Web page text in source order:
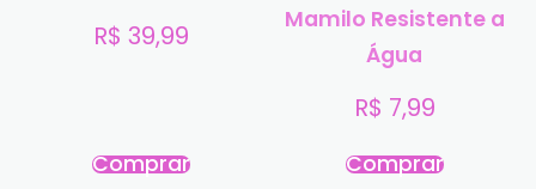
R$ 39,99
Comprar
Mamilo Resistente a
Água
R$ 7,99
Comprar